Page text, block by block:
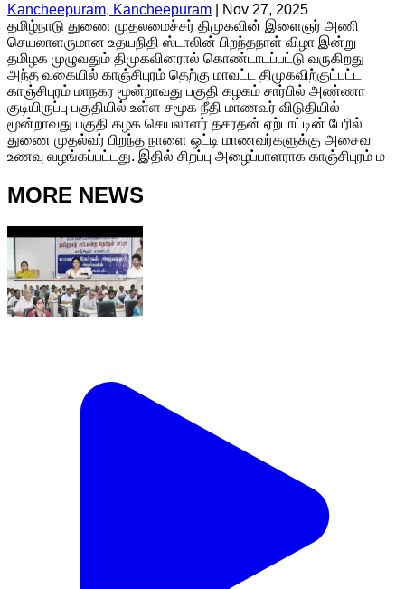
Kancheepuram, Kancheepuram
Nov 27, 2025
தமிழ்நாடு துணை முதலமைச்சர் திமுகவின் இளைஞர் அணி
செயலாளருமான உதயநிதி ஸ்டாலின் பிறந்தநாள் விழா இன்று
தமிழக முழுவதும் திமுகவினரால் கொண்டாடப்பட்டு வருகிறது
அந்த வகையில் காஞ்சிபுரம் தெற்கு மாவட்ட திமுகவிற்குட்பட்ட
காஞ்சிபுரம் மாநகர மூன்றாவது பகுதி கழகம் சார்பில் அண்ணா
குடியிருப்பு பகுதியில் உள்ள சமூக நீதி மாணவர் விடுதியில்
மூன்றாவது பகுதி கழக செயலாளர் தசரதன் ஏற்பாட்டின் பேரில்
துணை முதல்வர் பிறந்த நாளை ஒட்டி மாணவர்களுக்கு அசைவ
உணவு வழங்கப்பட்டது. இதில் சிறப்பு அழைப்பாளராக காஞ்சிபுரம் ம
MORE NEWS